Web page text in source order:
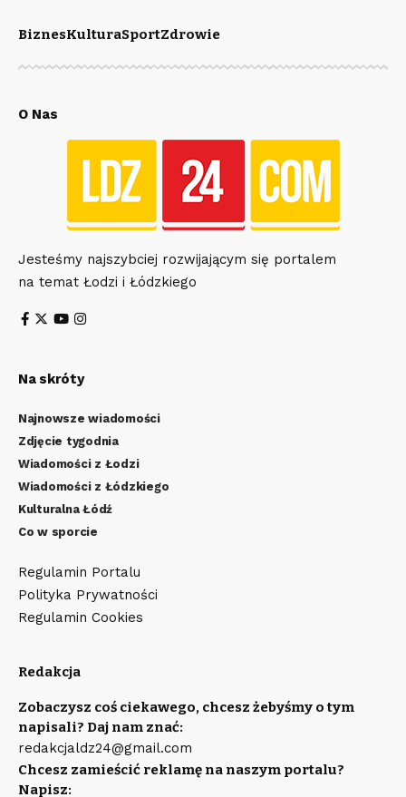
BiznesKulturaSportZdrowie
O Nas
Jesteśmy najszybciej rozwijającym się portalem
na temat Łodzi i Łódzkiego
Na skróty
Najnowsze wiadomości
Zdjęcie tygodnia
Wiadomości z Łodzi
Wiadomości z Łódzkiego
Kulturalna Łódź
Co w sporcie
Regulamin Portalu
Polityka Prywatności
Regulamin Cookies
Redakcja
Zobaczysz coś ciekawego, chcesz żebyśmy o tym
napisali? Daj nam znać:
redakcjaldz24@gmail.com
Chcesz zamieścić reklamę na naszym portalu?
Napisz: